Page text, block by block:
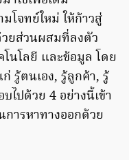
โจทย์ใหม่ ให้ก้าวสู่
วยส่วนผสมที่ลงตัว
โนโลยี และข้อมูล โดย
รู้ตนเอง, รู้ลูกค้า, รู้
ไปด้วย 4 อย่างนี้เข้า
การหาทางออกด้วย